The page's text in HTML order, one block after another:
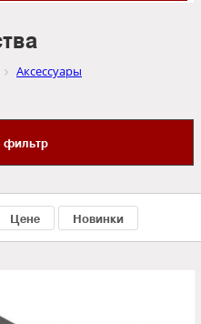
Аксессуары
фильтр
Цене Новинки